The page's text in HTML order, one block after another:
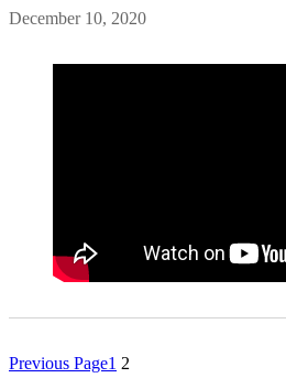
December 10, 2020
Previous Page1 2